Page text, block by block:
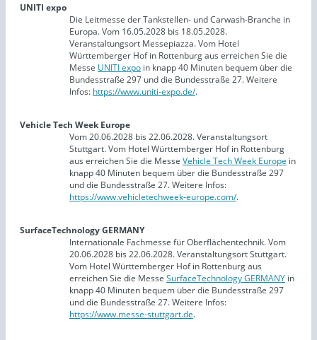
UNITI expo
Die Leitmesse der Tankstellen- und Carwash-Branche in
Europa. Vom 16.05.2028 bis 18.05.2028.
Veranstaltungsort Messepiazza. Vom Hotel
Württemberger Hof in Rottenburg aus erreichen Sie die
Messe UNITI expo in knapp 40 Minuten bequem über die
Bundesstraße 297 und die Bundesstraße 27. Weitere
Infos: https://www.uniti-expo.de/.
Vehicle Tech Week Europe
Vom 20.06.2028 bis 22.06.2028. Veranstaltungsort
Stuttgart. Vom Hotel Württemberger Hof in Rottenburg
aus erreichen Sie die Messe Vehicle Tech Week Europe in
knapp 40 Minuten bequem über die Bundesstraße 297
und die Bundesstraße 27. Weitere Infos:
https://www.vehicletechweek-europe.com/.
SurfaceTechnology GERMANY
Internationale Fachmesse für Oberflächentechnik. Vom
20.06.2028 bis 22.06.2028. Veranstaltungsort Stuttgart.
Vom Hotel Württemberger Hof in Rottenburg aus
erreichen Sie die Messe SurfaceTechnology GERMANY in
knapp 40 Minuten bequem über die Bundesstraße 297
und die Bundesstraße 27. Weitere Infos:
https://www.messe-stuttgart.de.